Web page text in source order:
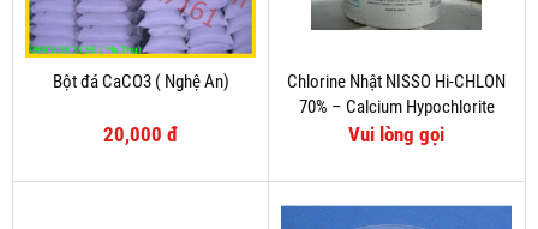
Bột đá CaCO3 ( Nghệ An)
20,000 đ
Chlorine Nhật NISSO Hi-CHLON
70% – Calcium Hypochlorite
Vui lòng gọi